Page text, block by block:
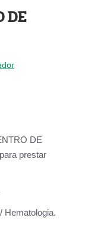
DE
DE
prestar
Hematologia.